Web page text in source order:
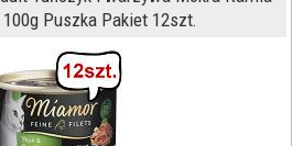
Puszka Pakiet 12szt.